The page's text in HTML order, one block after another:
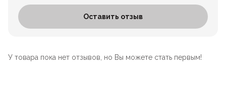
Оставить отзыв
У товара пока нет отзывов, но Вы можете стать первым!